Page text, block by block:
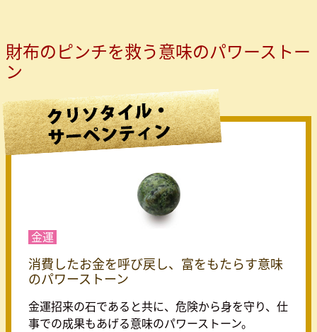
財布のピンチを救う意味のパワーストー
ン
金運
消費したお金を呼び戻し、富をもたらす意味
のパワーストーン
金運招来の石であると共に、危険から身を守り、仕
事での成果もあげる意味のパワーストーン。